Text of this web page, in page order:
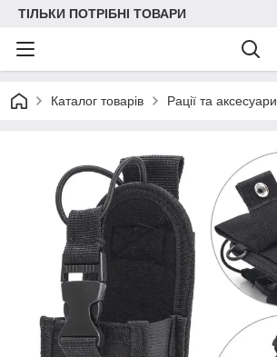
ТІЛЬКИ ПОТРІБНІ ТОВАРИ
Каталог товарів Рації та аксесуари